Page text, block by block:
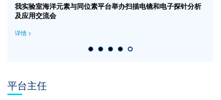
我实验室海洋元素与同位素平台举办扫描电镜和电子探针分析
及应用交流会
详情 >
平台主任